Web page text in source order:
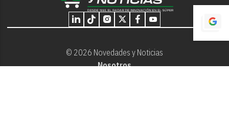
© 2026 Novedades y Noticias
Nosotros